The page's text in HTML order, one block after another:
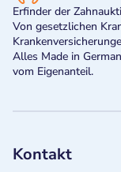
Erfinder der
Von gesetzlichen
Alles Made in
vom Eigenanteil.
Kontakt